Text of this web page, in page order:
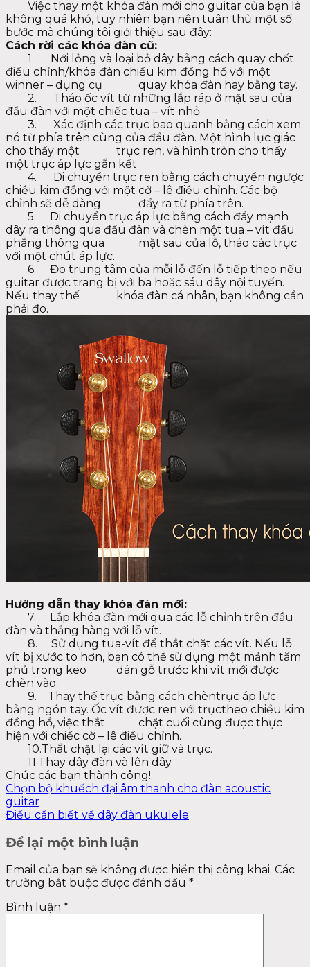
Việc thay một khóa đàn mới cho guitar của bạn là
không quá khó, tuy nhiên bạn nên tuân thủ một số
bước mà chúng tôi giới thiệu sau đây:
Cách rời các khóa đàn cũ:
1. Nới lỏng và loại bỏ dây bằng cách quay chốt
điều chỉnh/khóa đàn chiều kim đồng hồ với một
winner – dụng cụ
quay khóa đàn hay bằng tay.
2. Tháo ốc vít từ những lắp ráp ở mặt sau của
đầu đàn với một chiếc tua – vít nhỏ
3. Xác định các trục bao quanh bằng cách xem
nó từ phía trên cùng của đầu đàn. Một hình lục giác
cho thấy một
trục ren, và hình tròn cho thấy
một trục áp lực gắn kết
4. Di chuyển trục ren bằng cách chuyển ngược
chiều kim đồng với một cờ – lê điều chỉnh. Các bộ
chỉnh sẽ dễ dàng
đẩy ra từ phía trên.
5. Di chuyển trục áp lực bằng cách đẩy mạnh
dây ra thông qua đầu đàn và chèn một tua – vít đầu
phẳng thông qua
mặt sau của lỗ, tháo các trục
với một chút áp lực.
6. Đo trung tâm của mỗi lỗ đến lỗ tiếp theo nếu
guitar được trang bị với ba hoặc sáu dây nội tuyến.
Nếu thay thế
khóa đàn cá nhân, bạn không cần
phải đo.
Hướng dẫn thay khóa đàn mới:
7. Lắp khóa đàn mới qua các lỗ chỉnh trên đầu
đàn và thẳng hàng với lỗ vít.
8. Sử dụng tua-vít để thắt chặt các vít. Nếu lỗ
vít bị xước to hơn, bạn có thể sử dụng một mảnh tăm
phủ trong keo
dán gỗ trước khi vít mới được
chèn vào.
9. Thay thế trục bằng cách chèntrục áp lực
bằng ngón tay. Ốc vít được ren với trụctheo chiều kim
đồng hồ, việc thắt
chặt cuối cùng được thực
hiện với chiếc cờ – lê điều chỉnh.
10.Thắt chặt lại các vít giữ và trục.
11.Thay dây đàn và lên dây.
Chúc các bạn thành công!
Chọn bộ khuếch đại âm thanh cho đàn acoustic
guitar
Điều cần biết về dây đàn ukulele
Để lại một bình luận
Email của bạn sẽ không được hiển thị công khai. Các
trường bắt buộc được đánh dấu *
Bình luận *